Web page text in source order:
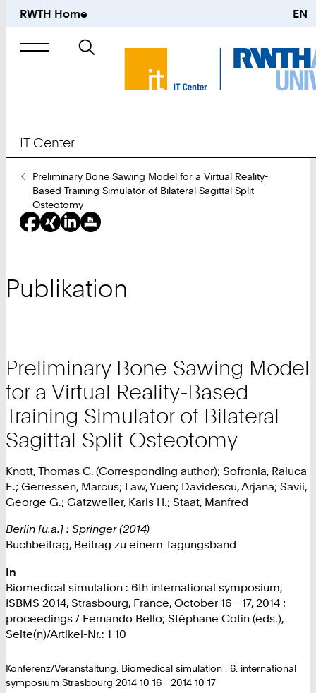
RWTH Home EN
Suche
nach
IT Center
Sie
sind
hier:
Preliminary Bone Sawing Model for a Virtual Reality-
Based Training Simulator of Bilateral Sagittal Split
Osteotomy
Publikation
Preliminary Bone Sawing Model
for a Virtual Reality-Based
Training Simulator of Bilateral
Sagittal Split Osteotomy
Knott, Thomas C. (Corresponding author); Sofronia, Raluca
E.; Gerressen, Marcus; Law, Yuen; Davidescu, Arjana; Savii,
George G.; Gatzweiler, Karls H.; Staat, Manfred
Berlin [u.a.] : Springer (2014)
Buchbeitrag, Beitrag zu einem Tagungsband
In
Biomedical simulation : 6th international symposium,
ISBMS 2014, Strasbourg, France, October 16 - 17, 2014 ;
proceedings / Fernando Bello; Stéphane Cotin (eds.),
Seite(n)/Artikel-Nr.: 1-10
Konferenz/Veranstaltung: Biomedical simulation : 6. international
symposium Strasbourg 2014-10-16 - 2014-10-17